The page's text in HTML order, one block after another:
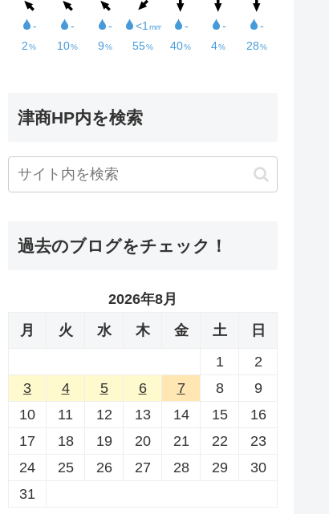
津商HP内を検索
過去のブログをチェック！
2026年8月
月
火 水 木 金 土
日
1
2
3
4 5 6 7 8
9
10
11 12 13 14 15
16
17
18 19 20 21 22
23
24
25 26 27 28 29
30
31